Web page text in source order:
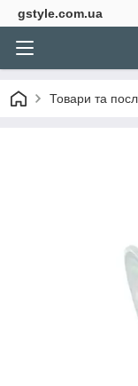
gstyle.com.ua
Товари та